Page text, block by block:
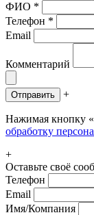
ФИО *
Телефон *
Email
Комментарий
Отправить +
Нажимая кнопку
обработку
+
Оставьте своё
Телефон
Email
Имя/Компания